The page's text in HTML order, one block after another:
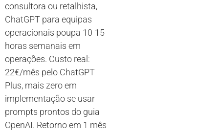
consultora ou retalhista,
ChatGPT para equipas
operacionais poupa 10-15
horas semanais em
operações. Custo real:
22€/mês pelo ChatGPT
Plus, mais zero em
implementação se usar
prompts prontos do guia
OpenAI. Retorno em 1 mês